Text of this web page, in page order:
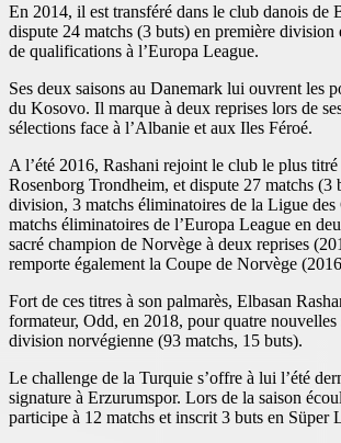
En 2014, il est transféré dans le club danois de
dispute 24 matchs (3 buts) en première division
de qualifications à l’Europa League.
Ses deux saisons au Danemark lui ouvrent les
du Kosovo. Il marque à deux reprises lors de
sélections face à l’Albanie et aux Iles Féroé.
A l’été 2016, Rashani rejoint le club le plus
Rosenborg Trondheim, et dispute 27 matchs (3
division, 3 matchs éliminatoires de la Ligue des
matchs éliminatoires de l’Europa League en
sacré champion de Norvège à deux reprises
remporte également la Coupe de Norvège
Fort de ces titres à son palmarès, Elbasan
formateur, Odd, en 2018, pour quatre nouvelles
division norvégienne (93 matchs, 15 buts).
Le challenge de la Turquie s’offre à lui l’été
signature à Erzurumspor. Lors de la saison
participe à 12 matchs et inscrit 3 buts en Süper